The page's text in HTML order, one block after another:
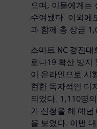
으며, 이들에게는
수여됐다. 이외에
과 함께 총 상금
스마트 NC 경진
로나19 확산 방지
이 온라인으로 시
현한 독자적인 디
되었다. 1,110명
가 신청을 해 예
을 보였다. 이번